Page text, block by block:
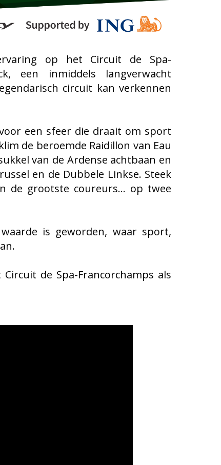
op het Circuit de Spa-
een inmiddels langverwacht
circuit kan verkennen
een sfeer die draait om sport
de beroemde Raidillon van Eau
van de Ardense achtbaan en
en de Dubbele Linkse. Steek
de grootste coureurs… op twee
is geworden, waar sport,
de Spa-Francorchamps als